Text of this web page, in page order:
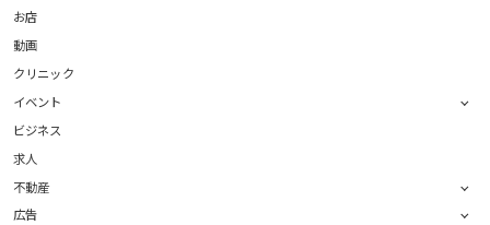
お店
動画
クリニック
イベント
ビジネス
求人
不動産
広告